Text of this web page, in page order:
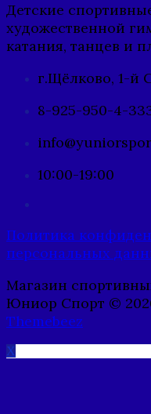
Детские
художественной
катания, танцев и
г.Щёлково, 1-й
8-925-950-4-
10:00-19:00
Политика
персональных
Магазин
Юниор Спорт ©
Themebeez
X